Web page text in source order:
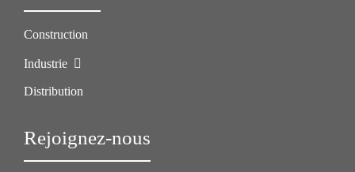
Construction
Industrie
Distribution
Rejoignez-nous